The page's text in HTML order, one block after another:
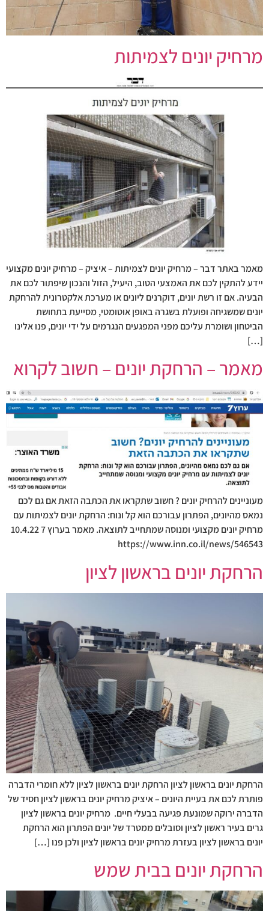
מרחיק יונים לצמיתות
מאמר באתר דבר – מרחיק יונים לצמיתות – איציק – מרחיק יונים מקצועי
יידע להתקין לכם את האמצעי הטוב, היעיל, הזול והנכון שיפתור לכם את
הבעיה. אם זו רשת יונים, דוקרנים ליונים או מערכת אלקטרונית להרחקת
יונים שמשגיחה ופועלת בשגרה באופן אוטומטי, מסייעת בתחושת
הביטחון ושומרת עליכם מפני המפגעים הנגרמים על ידי יונים, פנו אלינו
[…]
מאמר – הרחקת יונים – חשוב לקרוא
מעוניינים להרחיק יונים ? חשוב שתקראו את הכתבה הזאת אם גם לכם
נמאס מהיונים, הפתרון עבורכם הוא קל ונוח: הרחקת יונים לצמיתות עם
מרחיק יונים מקצועי ומנוסה שמתחייב לתוצאה. מאמר בערוץ 7 10.4.22
https://www.inn.co.il/news/546543
הרחקת יונים בראשון לציון
הרחקת יונים בראשון לציון הרחקת יונים בראשון לציון ללא חומרי הדברה
פותרת לכם את בעיית היונים – איציק מרחיק יונים בראשון לציון חסיד של
הדברה ירוקה שמונעת פגיעה בבעלי חיים. מרחיק יונים בראשון לציון
גרים בעיר ראשון לציון וסובלים ממטרד של יונים הפתרון הוא הרחקת
יונים בראשון לציון בעזרת מרחיק יונים בראשון לציון ולכן פנו […]
הרחקת יונים בבית שמש